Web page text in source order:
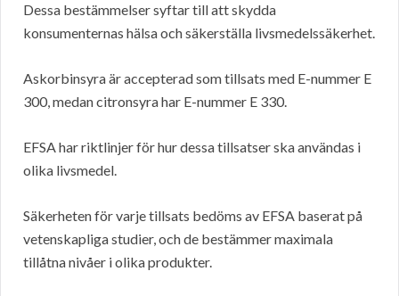
Dessa bestämmelser syftar till att skydda
konsumenternas hälsa och säkerställa livsmedelssäkerhet.
Askorbinsyra är accepterad som tillsats med E-nummer E
300, medan citronsyra har E-nummer E 330.
EFSA har riktlinjer för hur dessa tillsatser ska användas i
olika livsmedel.
Säkerheten för varje tillsats bedöms av EFSA baserat på
vetenskapliga studier, och de bestämmer maximala
tillåtna nivåer i olika produkter.